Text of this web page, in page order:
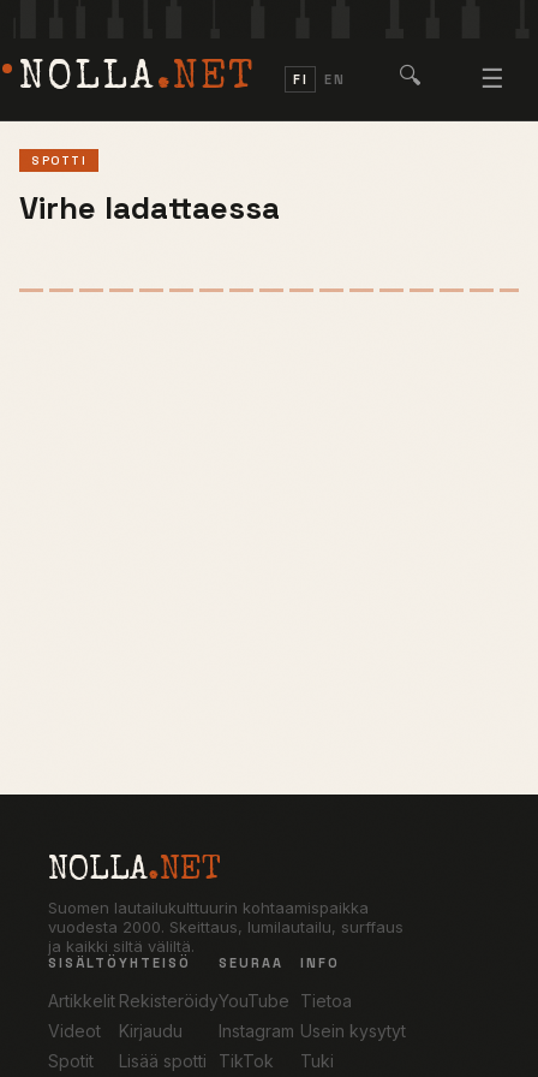
NOLLA.NET FI EN 🔍 ☰
SPOTTI
Virhe ladattaessa
NOLLA.NET
Suomen lautailukulttuurin kohtaamispaikka
vuodesta 2000. Skeittaus, lumilautailu, surffaus
ja kaikki siltä väliltä.
SISÄLTÖ
Artikkelit
Videot
Spotit
YHTEISÖ
Rekisteröidy
Kirjaudu
Lisää spotti
SEURAA
YouTube
Instagram
TikTok
INFO
Tietoa
Usein kysytyt
Tuki